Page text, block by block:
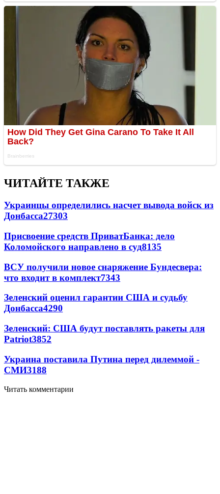
ЧИТАЙТЕ ТАКЖЕ
Украинцы определились насчет вывода войск из
Донбасса27303
Присвоение средств ПриватБанка: дело
Коломойского направлено в суд8135
ВСУ получили новое снаряжение Бундесвера:
что входит в комплект7343
Зеленский оценил гарантии США и судьбу
Донбасса4290
Зеленский: США будут поставлять ракеты для
Patriot3852
Украина поставила Путина перед дилеммой -
СМИ3188
Читать комментарии